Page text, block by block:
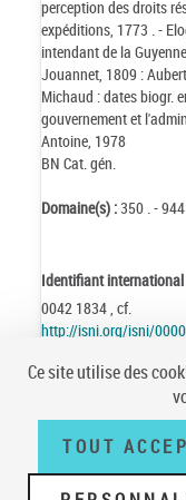
perception des droits
expéditions, 1773 . -
intendant de la
Jouannet, 1809 :
Michaud : dates biogr.
gouvernement et
Antoine, 1978
BN Cat. gén.
Domaine(s) :350 . - 944
Identifiant
0042 1834 , cf.
http://isni.org/isni/
Notice n° :
Ce site utilise des
TOUT